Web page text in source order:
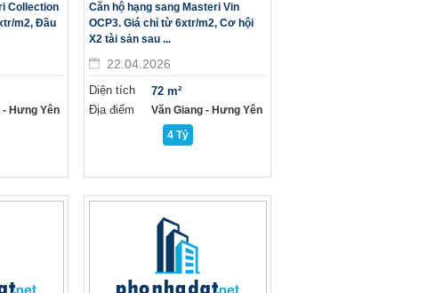
Collection
m2, Đầu
- Hưng Yên
Căn hộ hạng sang Masteri Vin
OCP3. Giá chỉ từ 6xtr/m2, Cơ hội
X2 tài sản sau ...
22.04.2026
Diện tích
Địa điểm
72 m²
Văn Giang - Hưng Yên
4 Tỷ